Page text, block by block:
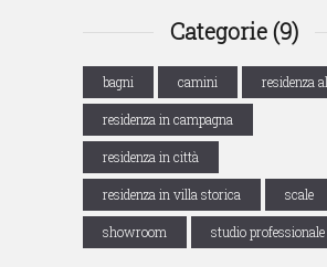
Categorie (9)
bagni camini residenza
residenza in campagna
residenza in città
residenza in villa storica scale
showroom studio professionale